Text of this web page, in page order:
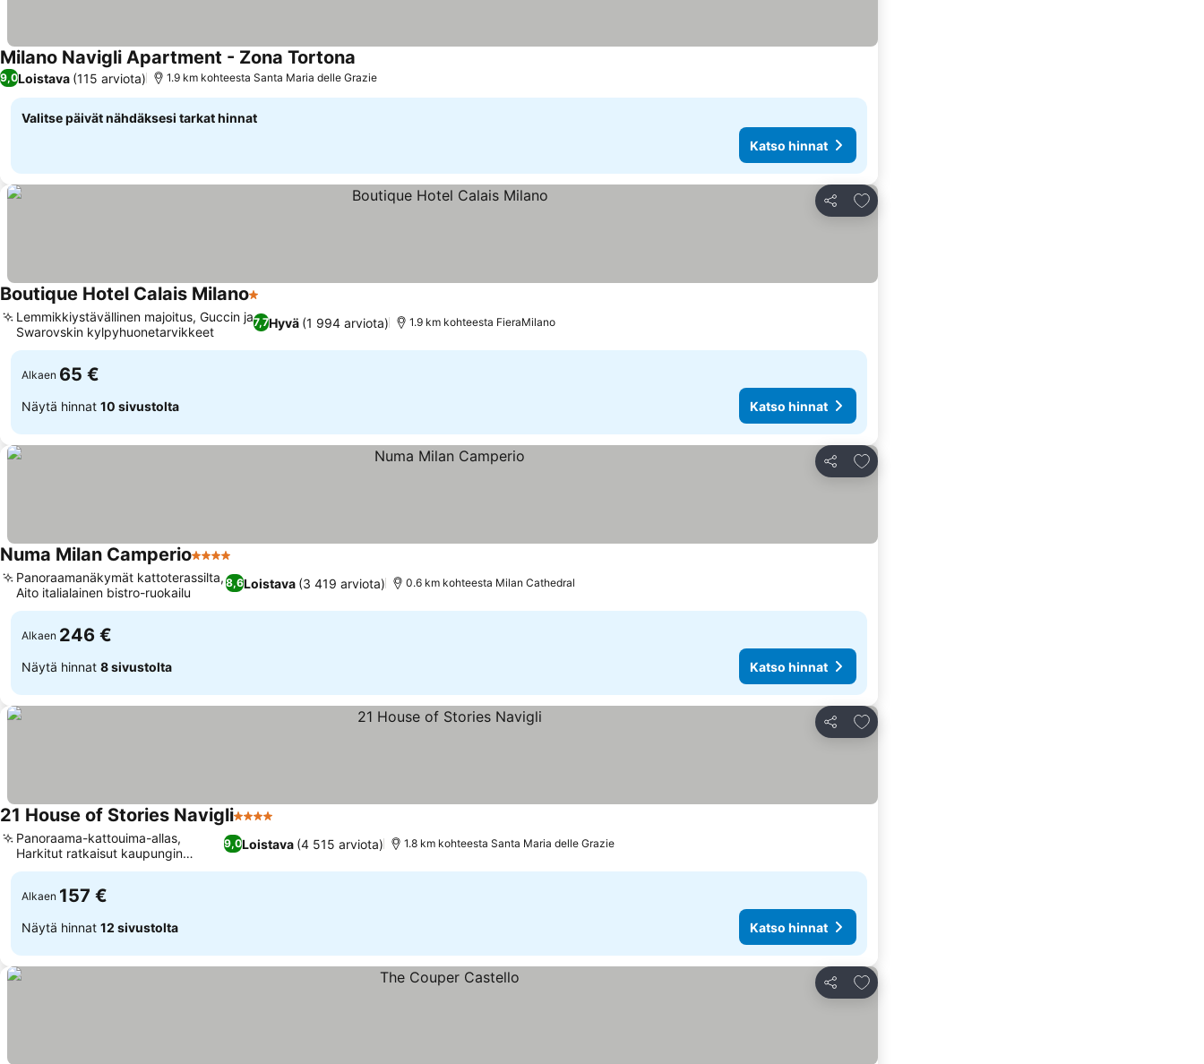
Milano Navigli Apartment - Zona Tortona
9,0Loistava (115 arviota) 1.9 km kohteesta Santa Maria delle Grazie
Valitse päivät nähdäksesi tarkat hinnat
Katso hinnat
Jaa
Lisää suosikkeihin
Boutique Hotel Calais Milano1 Tähtiluokitus
7,7Hyvä (1 994 arviota)
Lemmikkiystävällinen majoitus, Guccin ja
Swarovskin kylpyhuonetarvikkeet
1.9 km kohteesta FieraMilano
Alkaen 65 €
Näytä hinnat 10 sivustolta Katso hinnat
Jaa
Lisää suosikkeihin
Numa Milan Camperio4 Tähtiluokitus
8,6Loistava (3 419 arviota)
Panoraamanäkymät kattoterassilta,
Aito italialainen bistro-ruokailu
0.6 km kohteesta Milan Cathedral
Alkaen 246 €
Näytä hinnat 8 sivustolta Katso hinnat
Jaa
Lisää suosikkeihin
21 House of Stories Navigli4 Tähtiluokitus
9,0Loistava (4 515 arviota)
Panoraama-kattouima-allas,
Harkitut ratkaisut kaupungin
meluun
1.8 km kohteesta Santa Maria delle Grazie
Alkaen 157 €
Näytä hinnat 12 sivustolta Katso hinnat
Jaa
Lisää suosikkeihin